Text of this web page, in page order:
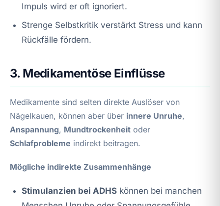
Impuls wird er oft ignoriert.
Strenge Selbstkritik verstärkt Stress und kann
Rückfälle fördern.
3. Medikamentöse Einflüsse
Medikamente sind selten direkte Auslöser von
Nägelkauen, können aber über innere Unruhe,
Anspannung, Mundtrockenheit oder
Schlafprobleme indirekt beitragen.
Mögliche indirekte Zusammenhänge
Stimulanzien bei ADHS können bei manchen